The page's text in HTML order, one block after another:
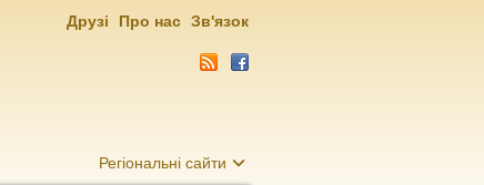
Регіональні сайти
Друзі Про нас Зв'язок